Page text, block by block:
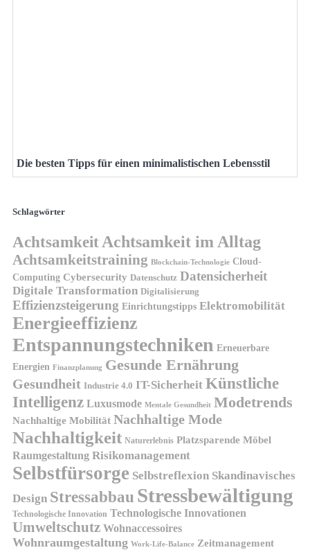
Die besten Tipps für einen minimalistischen Lebensstil
Schlagwörter
AchtsamkeitAchtsamkeit im Alltag
Achtsamkeitstraining Blockchain-Technologie Cloud-
Computing Cybersecurity Datenschutz Datensicherheit
Digitale Transformation Digitalisierung
Effizienzsteigerung Einrichtungstipps Elektromobilität
Energieeffizienz
Entspannungstechniken Erneuerbare
Energien Finanzplanung Gesunde Ernährung
Gesundheit Industrie 4.0 IT-Sicherheit Künstliche
Intelligenz Luxusmode Mentale Gesundheit Modetrends
Nachhaltige Mobilität Nachhaltige Mode
Nachhaltigkeit Naturerlebnis Platzsparende Möbel
Raumgestaltung Risikomanagement
Selbstfürsorge Selbstreflexion Skandinavisches
Design Stressabbau Stressbewältigung
Technologische Innovation Technologische Innovationen
Umweltschutz Wohnaccessoires
Wohnraumgestaltung Work-Life-Balance Zeitmanagement